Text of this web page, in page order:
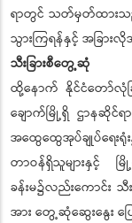
ရာတွင် သတ်မှတ်ထားသ
သွားကြရန်နှင့် အခြား
သီးခြားစီတွေ့ဆုံ
ထို့နောက် နိုင်ငံတော်လုံခြုံ
ချောက်မြို့ရှိ ဌာနဆိုင်ရ
အထွေထွေအုပ်ချုပ်ရေး
တာဝန်ရှိသူများနှင့် မြို့
ခန်းမ၌လည်းကောင်း သီ
အား တွေ့ဆုံဆွေးနွေး ပြ